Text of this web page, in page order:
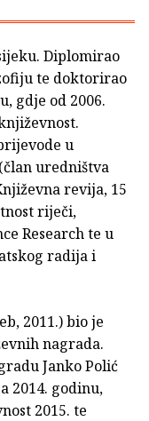
Diplomirao
te doktorirao
gdje od 2006.
u
uredništva
revija, 15
riječi,
Research te u
radija i
2011.) bio je
nagrada.
Janko Polić
2014. godinu,
2015. te